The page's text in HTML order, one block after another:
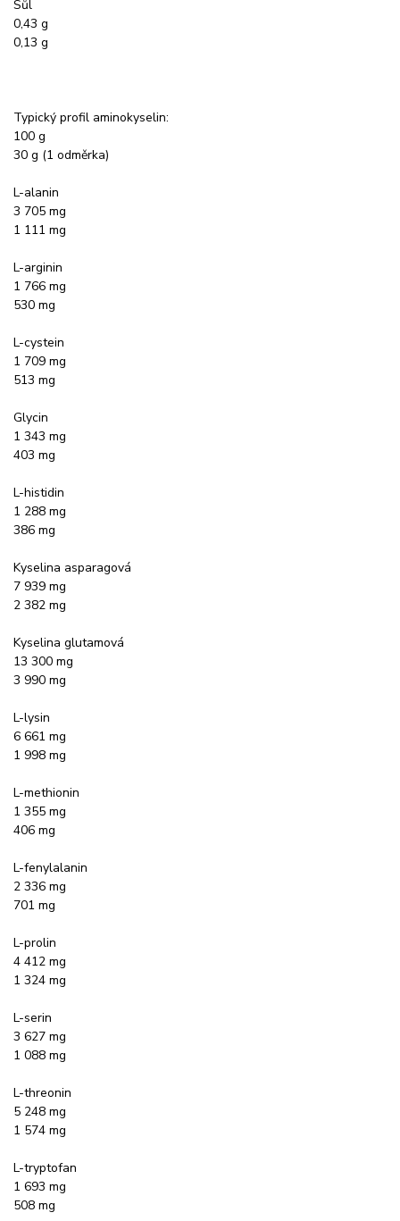
Sůl
0,43 g
0,13 g
Typický profil aminokyselin:
100 g
30 g (1 odměrka)
L-alanin
3 705 mg
1 111 mg
L-arginin
1 766 mg
530 mg
L-cystein
1 709 mg
513 mg
Glycin
1 343 mg
403 mg
L-histidin
1 288 mg
386 mg
Kyselina asparagová
7 939 mg
2 382 mg
Kyselina glutamová
13 300 mg
3 990 mg
L-lysin
6 661 mg
1 998 mg
L-methionin
1 355 mg
406 mg
L-fenylalanin
2 336 mg
701 mg
L-prolin
4 412 mg
1 324 mg
L-serin
3 627 mg
1 088 mg
L-threonin
5 248 mg
1 574 mg
L-tryptofan
1 693 mg
508 mg